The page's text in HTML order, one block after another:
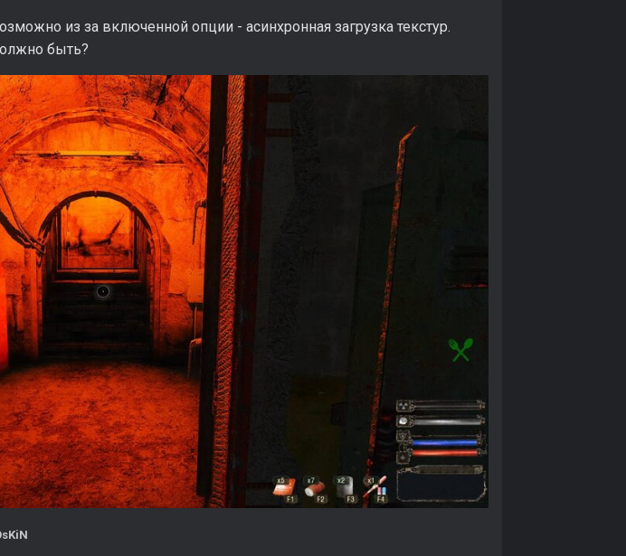
из за включенной опции - асинхронная загрузка текстур.
быть?